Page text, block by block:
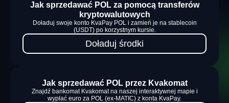
Jak sprzedawać POL za pomocą transferów
kryptowalutowych
Doładuj swoje konto KvaPay POL i zamień je na stablecoin
(USDT) po korzystnym kursie.
Doładuj środki
Jak sprzedawać POL przez Kvakomat
Znajdź bankomat Kvakomat na naszej interaktywnej mapie i
wypłać euro za POL (ex-MATIC) z konta KvaPay.